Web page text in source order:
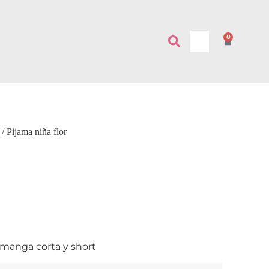
0
/ Pijama niña flor
corta y short